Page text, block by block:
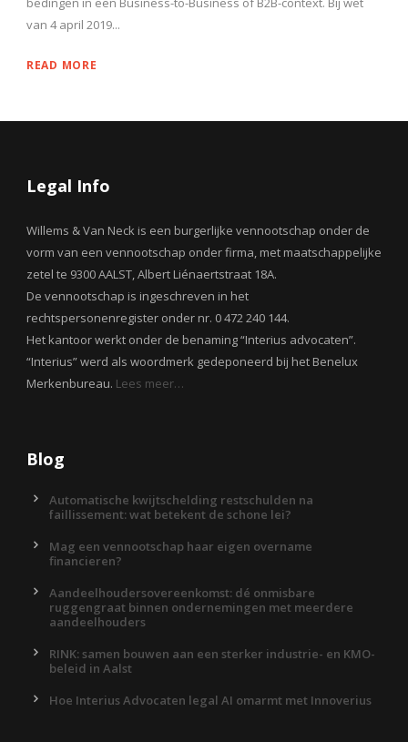
van 4 april 2019...
READ MORE
Legal Info
Willems & Van Neck is een burgerlijke vennootschap onder de
vorm van een vennootschap onder firma, met maatschappelijke
zetel te 9300 AALST, Albert Liénaertstraat 18A.
De vennootschap is ingeschreven in het
rechtspersonenregister onder nr. 0 472 240 144.
Het kantoor werkt onder de benaming “Interius advocaten”.
“Interius” werd als woordmerk gedeponeerd bij het Benelux
Merkenbureau. Lees meer…
Blog
Automatische kwijtschelding restschulden na
faillissement: wat betekent de schone lei?
Mag een vennootschap haar eigen overname
financieren?
Aandeelhoudersovereenkomst: dé onmisbare
ruggengraat binnen ondernemingen met meerdere
aandeelhouders
RINK: samen bouwen aan een sterker industrie- en KMO-
beleid in Aalst
Hoe Interius Advocaten legal AI omarmt met Innoverius